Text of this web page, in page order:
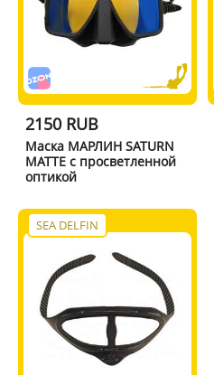
2150 RUB
Маска МАРЛИН SATURN
MATTE с просветленной
оптикой
SEA DELFIN